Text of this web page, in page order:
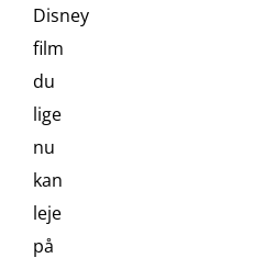
Disney
film
du
lige
nu
kan
leje
på